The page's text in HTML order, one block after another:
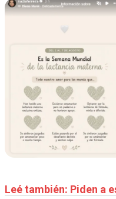
Leé también: Piden a